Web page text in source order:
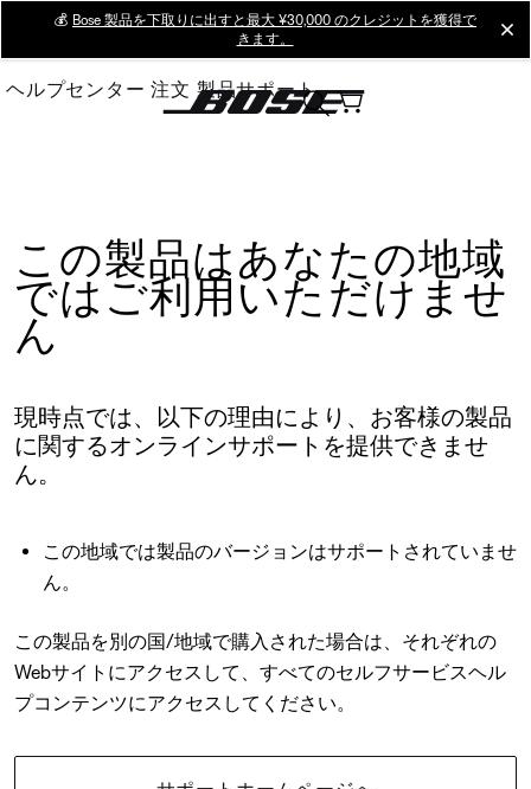
Main
💰 Bose 製品を下取りに出すと最大 ¥30,000 のクレジットを獲得で
きます。
ヘルプセンター 注文 製品サポート
この製品はあなたの地域
ではご利用いただけませ
ん
現時点では、以下の理由により、お客様の製品
に関するオンラインサポートを提供できませ
ん。
この地域では製品のバージョンはサポートされていませ
ん。
この製品を別の国/地域で購入された場合は、それぞれの
Webサイトにアクセスして、すべてのセルフサービスヘル
プコンテンツにアクセスしてください。